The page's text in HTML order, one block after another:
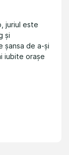
juriul este
și
șansa de a-și
iubite orașe